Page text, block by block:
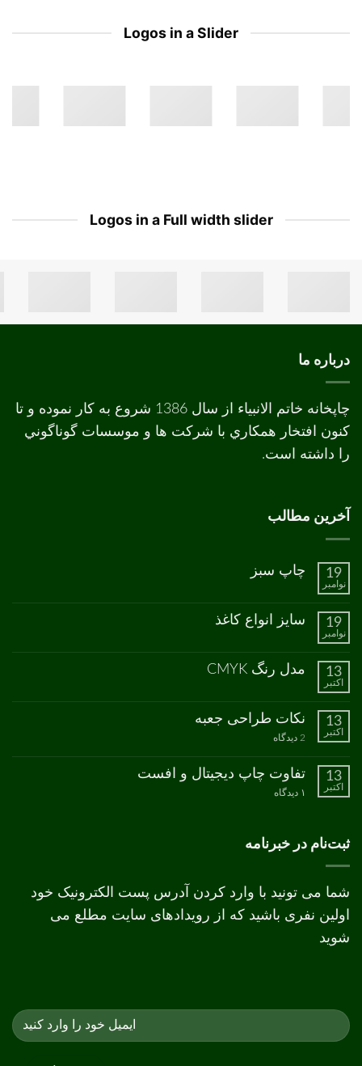
Logos in a Slider
Logos in a Full width slider
درباره ما
چاپخانه خاتم الانبیاء از سال 1386 شروع به کار نموده و تا
کنون افتخار همکاري با شرکت ها و موسسات گوناگوني
را داشته است.
آخرین مطالب
19
نوامبر
چاپ سبز
برای
چاپ
ثبت
نشده
19
نوامبر
سایز انواع کاغذ
سایز
نشده
13
اکتبر
مدل رنگ CMYK
برای
مدل
رنگ
CMYK
ثبت
نشده
13
اکتبر
نکات طراحی جعبه
2 دیدگاه
برای
جعبه
13
اکتبر
تفاوت چاپ دیجیتال و افست
۱ دیدگاه
برای
افست
ثبت‌نام در خبرنامه
شما می تونید با وارد کردن آدرس پست الکترونیک خود
اولین نفری باشید که از رویدادهای سایت مطلع می
شوید